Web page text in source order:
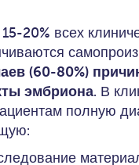
20% всех
(60-80%)
эмбриона. В
полную